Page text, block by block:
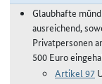
Glaubhafte
ausreichend,
Privatpersonen
500 Euro
Artikel 97